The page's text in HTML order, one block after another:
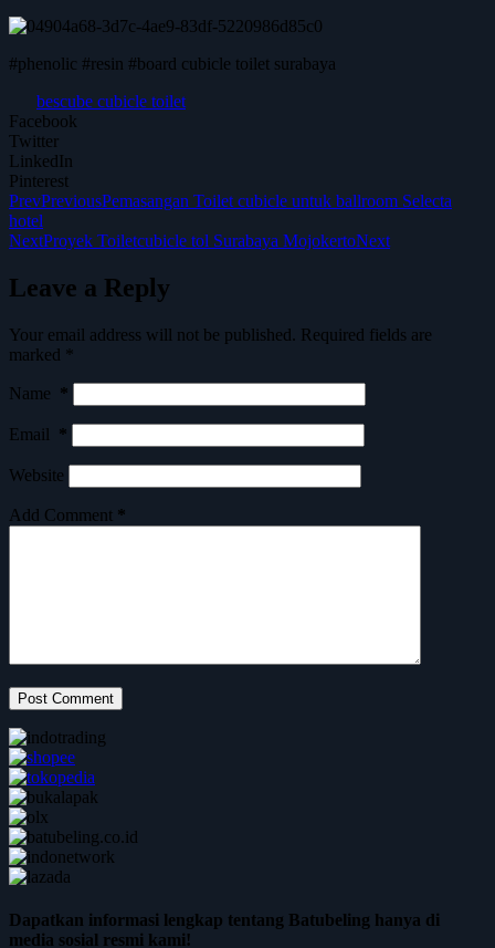
#phenolic #resin #board cubicle toilet surabaya
bescube cubicle toilet
Facebook
Twitter
LinkedIn
Pinterest
PrevPreviousPemasangan Toilet cubicle untuk ballroom Selecta
hotel
NextProyek Toiletcubicle tol Surabaya MojokertoNext
Leave a Reply
Your email address will not be published. Required fields are
marked *
Name *
Email *
Website
Add Comment *
Post Comment
Dapatkan informasi lengkap tentang Batubeling hanya di
media sosial resmi kami!